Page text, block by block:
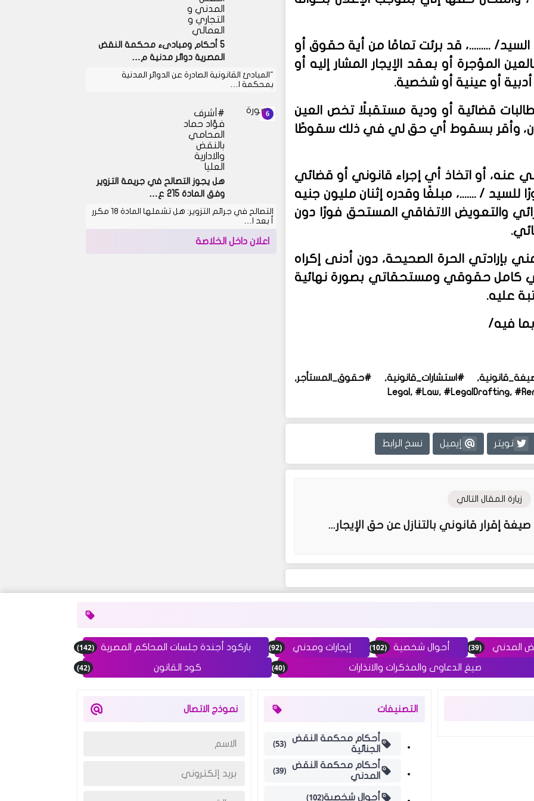
السيد/ .........، قد برئت تمامًا من أية حقوق أو
المؤجرة أو بعقد الإيجار المشار إليه أو
أدبية أو عينية أو شخصية.
قضائية أو ودية مستقبلًا تخص العين
وأقر بسقوط أي حق لي في ذلك سقوطًا
عنه، أو اتخاذ أي إجراء قانوني أو قضائي
للسيد / .......، مبلغًا وقدره إثنان مليون جنيه
والتعويض الاتفاقي المستحق فورًا دون
.
بإرادتي الحرة الصحيحة، دون أدنى إكراه
كامل حقوقي ومستحقاتي بصورة نهائية
عليه.
فيه/
#استشارات_قانونية, #حقوق_المستأجر,
تويتر إيميل نسخ الرابط
زيارة المقال التالي
صيغة إقرار قانوني بالتنازل عن حق الإيجار...
المدني و
التجاري و
العمالي
5 أحكام ومبادىء محكمة النقض
المصرية دوائر مدنية م…
"المبادئ القانونية الصادرة عن الدوائر المدنية
بمحكمة ا…
أشرف
فؤاد حماد
المحامي
بالنقض
والادارية
العليا
هل يجوز التصالح في جريمة التزوير
وفق المادة 215 ع…
التصالح في جرائم التزوير: هل تشملها المادة 18 مكرر
أ بعد ا…
اعلان داخل الخلاصة
المدني (39) أحوال شخصية (102) إيجارات ومدني (92) باركود أجندة جلسات المحاكم المصرية (142)
صيغ الدعاوى والمذكرات والانذارات (40) كود القانون (42)
التصنيفات
أحكام محكمة النقض
الجنائية
(53)
أحكام محكمة النقض
المدني
(39)
أحوال شخصية(102)
نموذج الاتصال